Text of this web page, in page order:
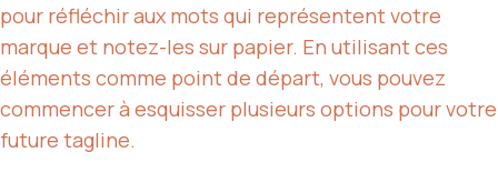
pour réfléchir aux mots qui représentent votre
marque et notez-les sur papier. En utilisant ces
éléments comme point de départ, vous pouvez
commencer à esquisser plusieurs options pour votre
future tagline.